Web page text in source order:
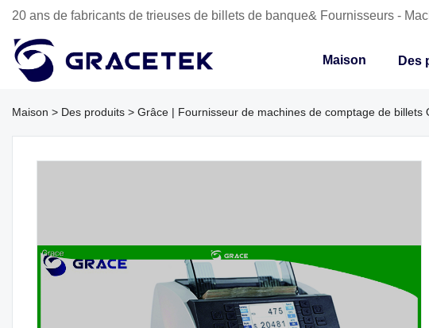
20 ans de fabricants de trieuses de billets de banque& Fournisseurs -
Maison Des
Maison > Des produits > Grâce | Fournisseur de machines de comptage de billets